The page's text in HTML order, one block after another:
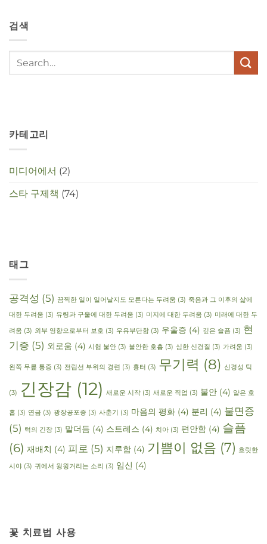
in
deze
검색
카테고리
미디어에서 (2)
스타 구제책 (74)
태그
공격성 (5) 끔찍한 일이 일어날지도 모른다는 두려움 (3) 죽음과 그 이후의 삶에
대한 두려움 (3) 유령과 구울에 대한 두려움 (3) 미지에 대한 두려움 (3) 미래에 대한 두
려움 (3) 외부 영향으로부터 보호 (3) 우유부단함 (3) 우울증 (4) 깊은 슬픔 (3) 현
기증 (5) 외로움 (4) 시험 불안 (3) 불안한 호흡 (3) 심한 신경질 (3) 가려움 (3)
왼쪽 무릎 통증 (3) 전립선 부위의 경련 (3) 흉터 (3) 무기력 (8) 신경성 틱
(3) 긴장감 (12) 새로운 시작 (3) 새로운 직업 (3) 불안 (4) 얕은 호
흡 (3) 연금 (3) 광장공포증 (3) 사춘기 (3) 마음의 평화 (4) 분리 (4) 불면증
(5) 턱의 긴장 (3) 말더듬 (4) 스트레스 (4) 치아 (3) 편안함 (4) 슬픔
(6) 재배치 (4) 피로 (5) 지루함 (4) 기쁨이 없음 (7) 흐릿한
시야 (3) 귀에서 윙윙거리는 소리 (3) 임신 (4)
꽃 치료법 사용